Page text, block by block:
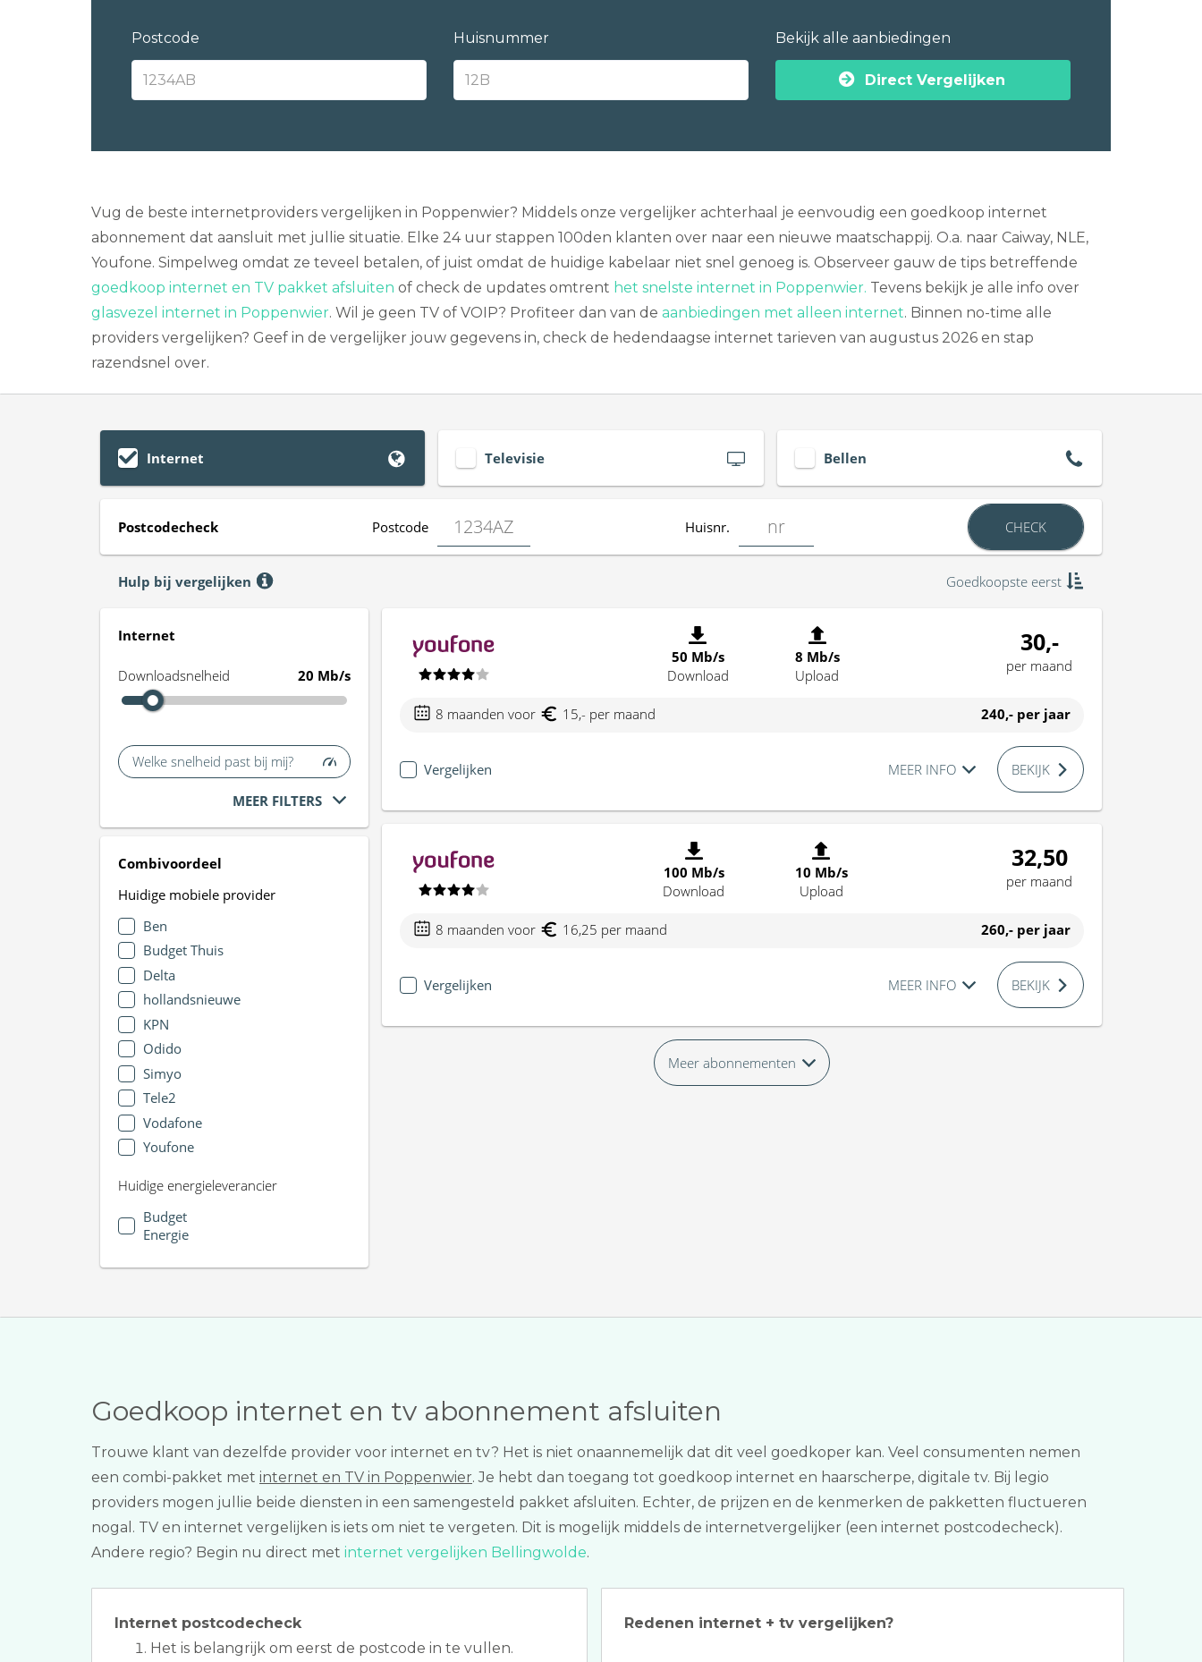
Postcode Huisnummer Bekijk alle aanbiedingen
Direct Vergelijken
Vug de beste internetproviders vergelijken in Poppenwier? Middels onze vergelijker achterhaal je eenvoudig een goedkoop internet
abonnement dat aansluit met jullie situatie. Elke 24 uur stappen 100den klanten over naar een nieuwe maatschappij. O.a. naar Caiway, NLE,
Youfone. Simpelweg omdat ze teveel betalen, of juist omdat de huidige kabelaar niet snel genoeg is. Observeer gauw de tips betreffende
goedkoop internet en TV pakket afsluiten of check de updates omtrent het snelste internet in Poppenwier. Tevens bekijk je alle info over
glasvezel internet in Poppenwier. Wil je geen TV of VOIP? Profiteer dan van de aanbiedingen met alleen internet. Binnen no-time alle
providers vergelijken? Geef in de vergelijker jouw gegevens in, check de hedendaagse internet tarieven van augustus 2026 en stap
razendsnel over.
Internet Televisie Bellen
Postcodecheck Postcode Huisnr. CHECK
Hulp bij vergelijken Goedkoopste eerst
Internet
Downloadsnelheid 20 Mb/s
Welke snelheid past bij mij?
MEER FILTERS
Combivoordeel
Huidige mobiele provider
Ben
Budget Thuis
Delta
hollandsnieuwe
KPN
Odido
Simyo
Tele2
Vodafone
Youfone
Huidige energieleverancier
Budget
Energie
50 Mb/s
Download
8 Mb/s
Upload
30,-
per maand
8 maanden voor 15,- per maand 240,- per jaar
Vergelijken MEER INFO BEKIJK
100 Mb/s
Download
10 Mb/s
Upload
32,50
per maand
8 maanden voor 16,25 per maand 260,- per jaar
Vergelijken MEER INFO BEKIJK
Meer abonnementen
Goedkoop internet en tv abonnement afsluiten
Trouwe klant van dezelfde provider voor internet en tv? Het is niet onaannemelijk dat dit veel goedkoper kan. Veel consumenten nemen
een combi-pakket met internet en TV in Poppenwier. Je hebt dan toegang tot goedkoop internet en haarscherpe, digitale tv. Bij legio
providers mogen jullie beide diensten in een samengesteld pakket afsluiten. Echter, de prijzen en de kenmerken de pakketten fluctueren
nogal. TV en internet vergelijken is iets om niet te vergeten. Dit is mogelijk middels de internetvergelijker (een internet postcodecheck).
Andere regio? Begin nu direct met internet vergelijken Bellingwolde.
Internet postcodecheck
Het is belangrijk om eerst de postcode in te vullen.
Redenen internet + tv vergelijken?